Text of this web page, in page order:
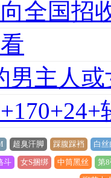
全国招
男主人
超臭汗脚 踩腹踩裆
白丝
斗 女S捆绑 中筒黑丝
第